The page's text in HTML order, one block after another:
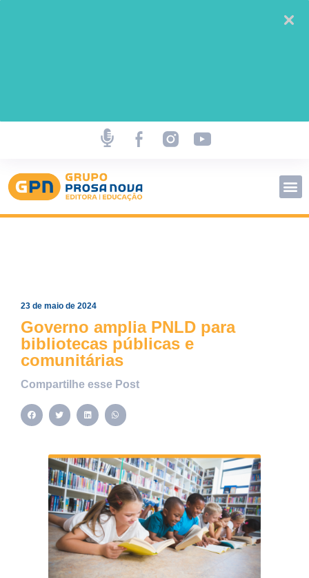
23 de maio de 2024
Governo amplia PNLD para
bibliotecas públicas e
comunitárias
Compartilhe esse Post